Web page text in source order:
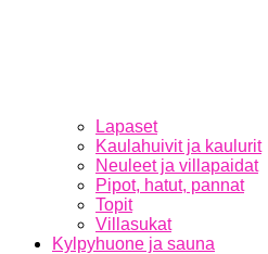
Lapaset
Kaulahuivit ja kaulurit
Neuleet ja villapaidat
Pipot, hatut, pannat
Topit
Villasukat
Kylpyhuone ja sauna